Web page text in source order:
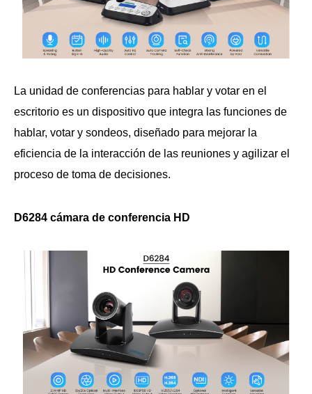
La unidad de conferencias para hablar y votar en el
escritorio es un dispositivo que integra las funciones de
hablar, votar y sondeos, diseñado para mejorar la
eficiencia de la interacción de las reuniones y agilizar el
proceso de toma de decisiones.
D6284 cámara de conferencia HD